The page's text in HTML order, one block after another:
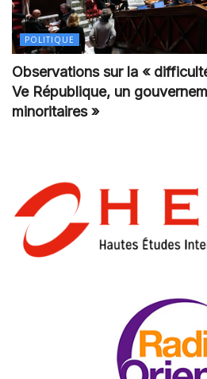
POLITIQUE
Observations sur la «
Ve République, un
minoritaires »